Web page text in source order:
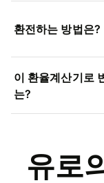
환전하는 방법은?
이 환율계산기로
는?
유로